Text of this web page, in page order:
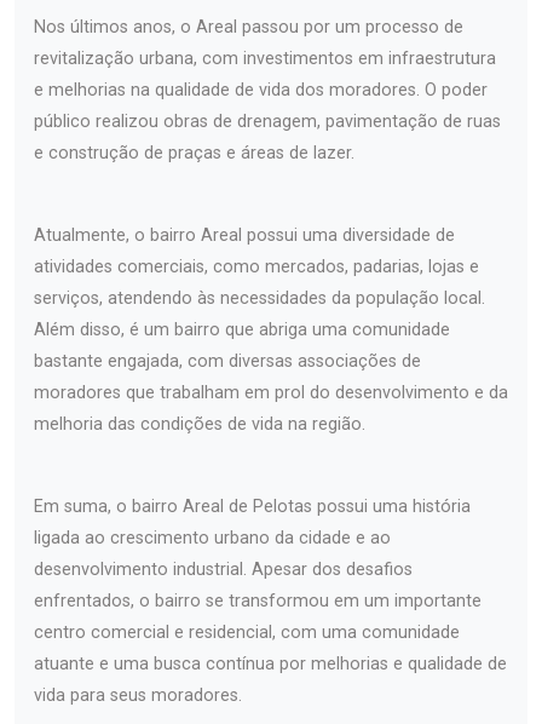
Nos últimos anos, o Areal passou por um processo de
revitalização urbana, com investimentos em infraestrutura
e melhorias na qualidade de vida dos moradores. O poder
público realizou obras de drenagem, pavimentação de ruas
e construção de praças e áreas de lazer.
Atualmente, o bairro Areal possui uma diversidade de
atividades comerciais, como mercados, padarias, lojas e
serviços, atendendo às necessidades da população local.
Além disso, é um bairro que abriga uma comunidade
bastante engajada, com diversas associações de
moradores que trabalham em prol do desenvolvimento e da
melhoria das condições de vida na região.
Em suma, o bairro Areal de Pelotas possui uma história
ligada ao crescimento urbano da cidade e ao
desenvolvimento industrial. Apesar dos desafios
enfrentados, o bairro se transformou em um importante
centro comercial e residencial, com uma comunidade
atuante e uma busca contínua por melhorias e qualidade de
vida para seus moradores.